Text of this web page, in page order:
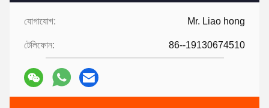
যোগাযোগ: Mr. Liao hong
টেলিফোন: 86--19130674510